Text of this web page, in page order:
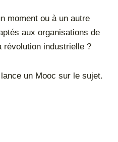
moment ou à un autre
aux organisations de
révolution industrielle ?
un Mooc sur le sujet.